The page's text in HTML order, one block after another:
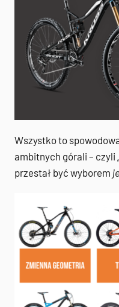
Wszystko to
ambitnych górali – czyli
przestał być wyborem